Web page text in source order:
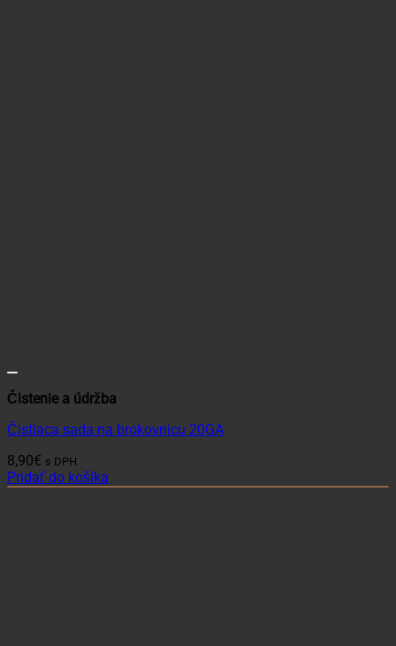
Čistenie a údržba
Čistiaca sada na brokovnicu 20GA
8,90€ s DPH
Pridať do košíka